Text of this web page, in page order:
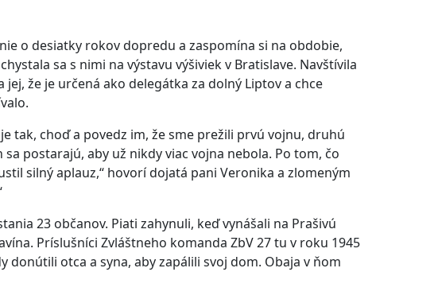
o desiatky rokov dopredu a zaspomína si na obdobie,
sa s nimi na výstavu výšiviek v Bratislave. Navštívila
že je určená ako delegátka za dolný Liptov a chce
tak, choď a povedz im, že sme prežili prvú vojnu, druhú
postarajú, aby už nikdy viac vojna nebola. Po tom, čo
silný aplauz,“ hovorí dojatá pani Veronika a zlomeným
23 občanov. Piati zahynuli, keď vynášali na Prašivú
Príslušníci Zvláštneho komanda ZbV 27 tu v roku 1945
donútili otca a syna, aby zapálili svoj dom. Obaja v ňom